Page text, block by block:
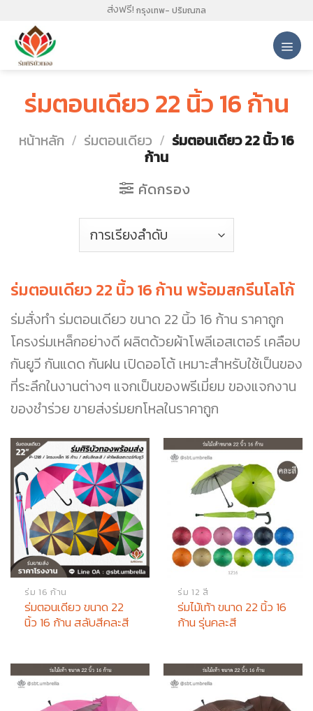
content
ส่งฟรี! กรุงเทพ- ปริมณฑล
ร่มตอนเดียว 22 นิ้ว 16 ก้าน
หน้าหลัก / ร่มตอนเดียว / ร่มตอนเดียว 22 นิ้ว 16
ก้าน
คัดกรอง
ร่มตอนเดียว 22 นิ้ว 16 ก้าน พร้อมสกรีนโลโก้
ร่มสั่งทำ ร่มตอนเดียว ขนาด 22 นิ้ว 16 ก้าน ราคาถูก
โครงร่มเหล็กอย่างดี ผลิตด้วยผ้าโพลีเอสเตอร์ เคลือบ
กันยูวี กันแดด กันฝน เปิดออโต้ เหมาะสำหรับใช้เป็นของ
ที่ระลึกในงานต่างๆ แจกเป็นของพรีเมี่ยม ของแจกงาน
ของชำร่วย ขายส่งร่มยกโหลในราคาถูก
ร่ม 16 ก้าน
ร่มตอนเดียว ขนาด 22
นิ้ว 16 ก้าน สลับสีคละสี
ร่ม 12 สี
ร่มไม้เท้า ขนาด 22 นิ้ว 16
ก้าน รุ่นคละสี